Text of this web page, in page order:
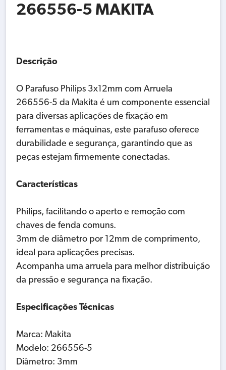
266556-5 MAKITA
Descrição
O Parafuso Philips 3x12mm com Arruela
266556-5 da Makita é um componente essencial
para diversas aplicações de fixação em
ferramentas e máquinas, este parafuso oferece
durabilidade e segurança, garantindo que as
peças estejam firmemente conectadas.
Características
Philips, facilitando o aperto e remoção com
chaves de fenda comuns.
3mm de diâmetro por 12mm de comprimento,
ideal para aplicações precisas.
Acompanha uma arruela para melhor distribuição
da pressão e segurança na fixação.
Especificações Técnicas
Marca: Makita
Modelo: 266556-5
Diâmetro: 3mm